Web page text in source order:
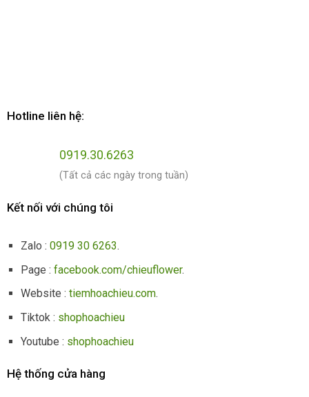
Hotline liên hệ:
0919.30.6263
(Tất cả các ngày trong tuần)
Kết nối với chúng tôi
Zalo :0919 30 6263.
Page :facebook.com/chieuflower.
Website :tiemhoachieu.com.
Tiktok : shophoachieu
Youtube : shophoachieu
Hệ thống cửa hàng